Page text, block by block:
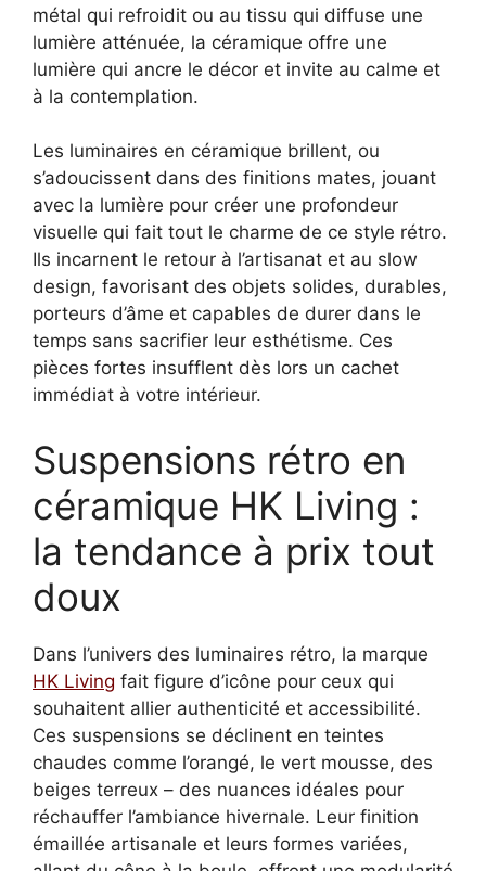
métal qui refroidit ou au tissu qui diffuse une
lumière atténuée, la céramique offre une
lumière qui ancre le décor et invite au calme et
à la contemplation.
Les luminaires en céramique brillent, ou
s’adoucissent dans des finitions mates, jouant
avec la lumière pour créer une profondeur
visuelle qui fait tout le charme de ce style rétro.
Ils incarnent le retour à l’artisanat et au slow
design, favorisant des objets solides, durables,
porteurs d’âme et capables de durer dans le
temps sans sacrifier leur esthétisme. Ces
pièces fortes insufflent dès lors un cachet
immédiat à votre intérieur.
Suspensions rétro en
céramique HK Living :
la tendance à prix tout
doux
Dans l’univers des luminaires rétro, la marque
HK Living fait figure d’icône pour ceux qui
souhaitent allier authenticité et accessibilité.
Ces suspensions se déclinent en teintes
chaudes comme l’orangé, le vert mousse, des
beiges terreux – des nuances idéales pour
réchauffer l’ambiance hivernale. Leur finition
émaillée artisanale et leurs formes variées,